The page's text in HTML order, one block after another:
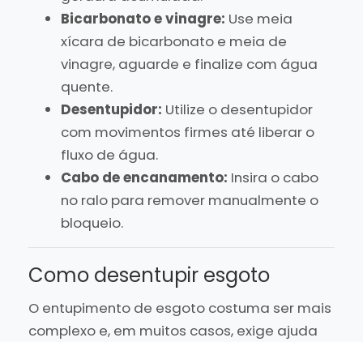
Bicarbonato e vinagre: Use meia
xícara de bicarbonato e meia de
vinagre, aguarde e finalize com água
quente.
Desentupidor: Utilize o desentupidor
com movimentos firmes até liberar o
fluxo de água.
Cabo de encanamento: Insira o cabo
no ralo para remover manualmente o
bloqueio.
Como desentupir esgoto
O entupimento de esgoto costuma ser mais
complexo e, em muitos casos, exige ajuda